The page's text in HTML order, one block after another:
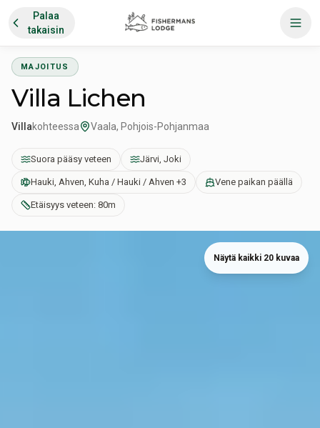
Palaa
takaisin
MAJOITUS
Villa Lichen
Villakohteessa Vaala, Pohjois-Pohjanmaa
Suora pääsy veteen Järvi, Joki
Hauki, Ahven, Kuha / Hauki / Ahven +3 Vene paikan päällä
Etäisyys veteen: 80m
Näytä kaikki 20 kuvaa